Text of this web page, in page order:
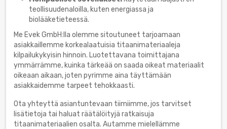
teollisuudenaloilla, kuten energiassa ja
biolääketieteessä.
Me Evek GmbH:lla olemme sitoutuneet tarjoamaan
asiakkaillemme korkealaatuisia titaanimateriaaleja
kilpailukykyisin hinnoin. Luotettavana toimittajana
ymmärrämme, kuinka tärkeää on saada oikeat materiaalit
oikeaan aikaan, joten pyrimme aina täyttämään
asiakkaidemme tarpeet tehokkaasti.
Ota yhteyttä asiantuntevaan tiimiimme, jos tarvitset
lisätietoja tai haluat räätälöityjä ratkaisuja
titaanimateriaalien osalta. Autamme mielellämme